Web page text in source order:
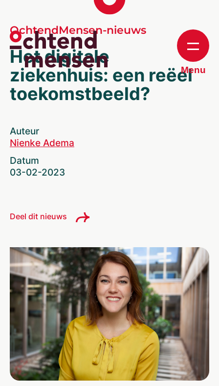
Menu
OchtendMensen-nieuws
Het digitale
ziekenhuis: een reëel
toekomstbeeld?
Auteur
Nienke Adema
Datum
03-02-2023
Deel dit nieuws